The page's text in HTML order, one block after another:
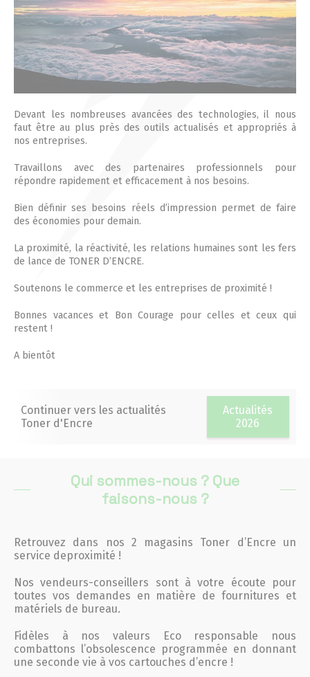
Divers
Produits
Catalogue
Analyse des besoins
Analyse de vos besoins
Conseils et Astuces
Devant les nombreuses avancées des technologies, il nous
faut être au plus près des outils actualisés et appropriés à
nos entreprises.
Travaillons avec des partenaires professionnels pour
répondre rapidement et efficacement à nos besoins.
Bien définir ses besoins réels d’impression permet de faire
des économies pour demain.
La proximité, la réactivité, les relations humaines sont les fers
de lance de TONER D’ENCRE.
Soutenons le commerce et les entreprises de proximité !
Bonnes vacances et Bon Courage pour celles et ceux qui
restent !
A bientôt
Continuer vers les actualités
Toner d'Encre
Actualités
2026
Qui sommes-nous ? Que
faisons-nous ?
Retrouvez dans nos 2 magasins Toner d’Encre un
service deproximité !
Nos vendeurs-conseillers sont à votre écoute pour
toutes vos demandes en matière de fournitures et
matériels de bureau.
Fidèles à nos valeurs Eco responsable nous
combattons l’obsolescence programmée en donnant
une seconde vie à vos cartouches d’encre !